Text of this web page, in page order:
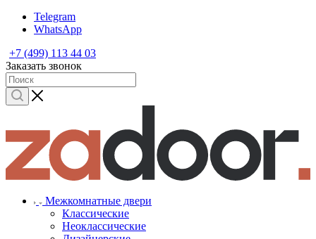
Telegram
WhatsApp
+7 (499) 113 44 03
Заказать звонок
Межкомнатные двери
Классические
Неоклассические